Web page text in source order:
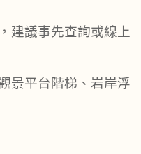
建議事先查詢或線上
景平台階梯、岩岸浮